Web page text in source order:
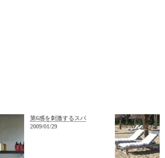
第6感を刺激するスパ
2009/01/29